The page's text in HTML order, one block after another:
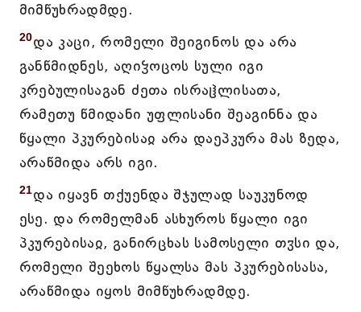
მიმწუხრადმდე.
20და კაცი, რომელი შეიგინოს და არა
განწმიდნეს, აღიჴოცოს სული იგი
კრებულისაგან ძეთა ისრაჱლისათა,
რამეთუ წმიდანი უფლისანი შეაგინნა და
წყალი პკურებისაჲ არა დაეპკურა მას ზედა,
არაწმიდა არს იგი.
21და იყავნ თქუენდა შჯულად საუკუნოდ
ესე. და რომელმან ასხუროს წყალი იგი
პკურებისაჲ, განირცხას სამოსელი თჳსი და,
რომელი შეეხოს წყალსა მას პკურებისასა,
არაწმიდა იყოს მიმწუხრადმდე.